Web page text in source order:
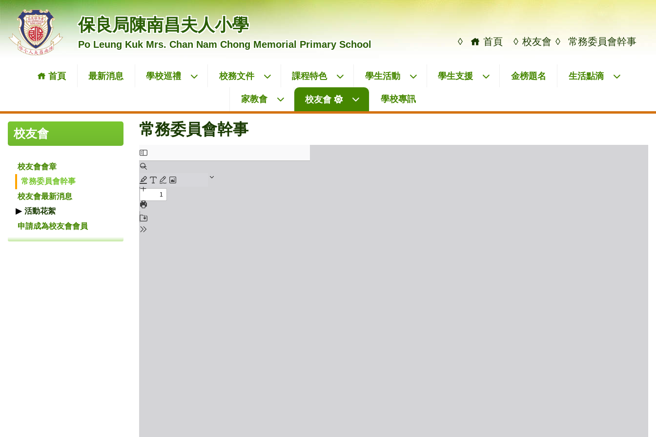
保良局陳南昌夫人小學
Po Leung Kuk Mrs. Chan Nam Chong Memorial Primary School ◊ 首頁 ◊ 校友會 ◊ 常務委員會幹事
首頁 最新消息 學校巡禮 校務文件 課程特色 學生活動 學生支援 金榜題名 生活點滴
家教會 校友會 學校專訊
校友會
校友會會章
常務委員會幹事
校友會最新消息
活動花絮
申請成為校友會會員
常務委員會幹事